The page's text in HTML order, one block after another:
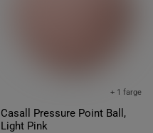
Casall Pressure Point Ball,
Light Pink
+ 1 farge